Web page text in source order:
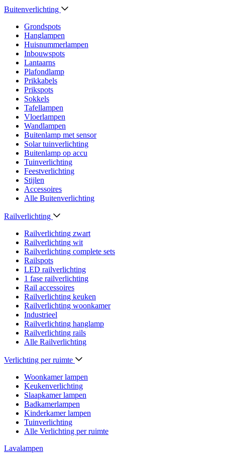
Buitenverlichting
Grondspots
Hanglampen
Huisnummerlampen
Inbouwspots
Lantaarns
Plafondlamp
Prikkabels
Prikspots
Sokkels
Tafellampen
Vloerlampen
Wandlampen
Buitenlamp met sensor
Solar tuinverlichting
Buitenlamp op accu
Tuinverlichting
Feestverlichting
Stijlen
Accessoires
Alle Buitenverlichting
Railverlichting
Railverlichting zwart
Railverlichting wit
Railverlichting complete sets
Railspots
LED railverlichting
1 fase railverlichting
Rail accessoires
Railverlichting keuken
Railverlichting woonkamer
Industrieel
Railverlichting hanglamp
Railverlichting rails
Alle Railverlichting
Verlichting per ruimte
Woonkamer lampen
Keukenverlichting
Slaapkamer lampen
Badkamerlampen
Kinderkamer lampen
Tuinverlichting
Alle Verlichting per ruimte
Lavalampen